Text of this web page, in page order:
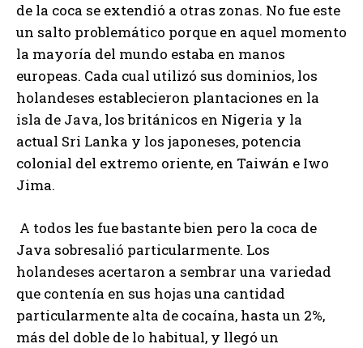
de la coca se extendió a otras zonas. No fue este
un salto problemático porque en aquel momento
la mayoría del mundo estaba en manos
europeas. Cada cual utilizó sus dominios, los
holandeses establecieron plantaciones en la
isla de Java, los británicos en Nigeria y la
actual Sri Lanka y los japoneses, potencia
colonial del extremo oriente, en Taiwán e Iwo
Jima.
A todos les fue bastante bien pero la coca de
Java sobresalió particularmente. Los
holandeses acertaron a sembrar una variedad
que contenía en sus hojas una cantidad
particularmente alta de cocaína, hasta un 2%,
más del doble de lo habitual, y llegó un